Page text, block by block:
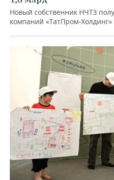
Новый собственник НЧТЗ
компаний «ТатПром-Холдинг»